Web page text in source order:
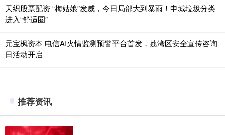
天织股票配资 “梅姑娘”发威，今日局部大到暴雨！申城垃圾分类
进入“舒适圈”
元宝枫资本 电信AI火情监测预警平台首发，荔湾区安全宣传咨询
日活动开启
推荐资讯